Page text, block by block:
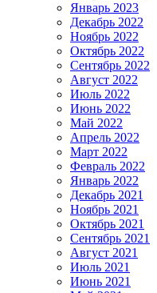
Январь 2023
Декабрь 2022
Ноябрь 2022
Октябрь 2022
Сентябрь 2022
Август 2022
Июль 2022
Июнь 2022
Май 2022
Апрель 2022
Март 2022
Февраль 2022
Январь 2022
Декабрь 2021
Ноябрь 2021
Октябрь 2021
Сентябрь 2021
Август 2021
Июль 2021
Июнь 2021